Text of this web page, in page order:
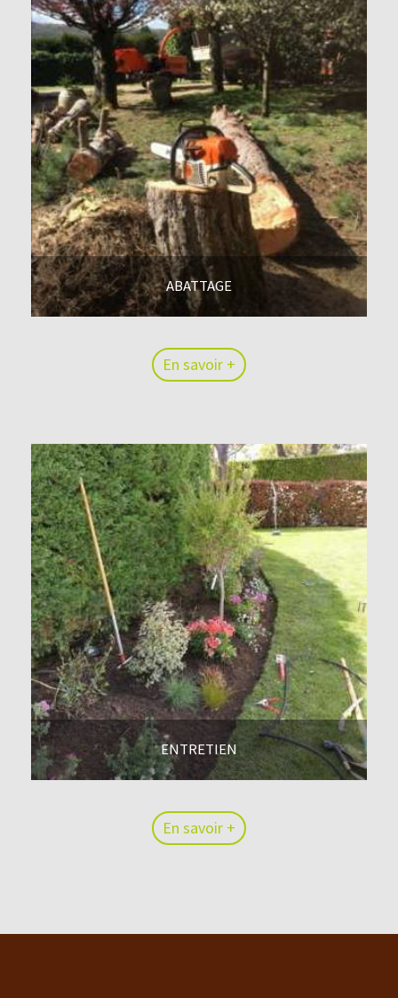
ABATTAGE
En savoir +
ENTRETIEN
En savoir +